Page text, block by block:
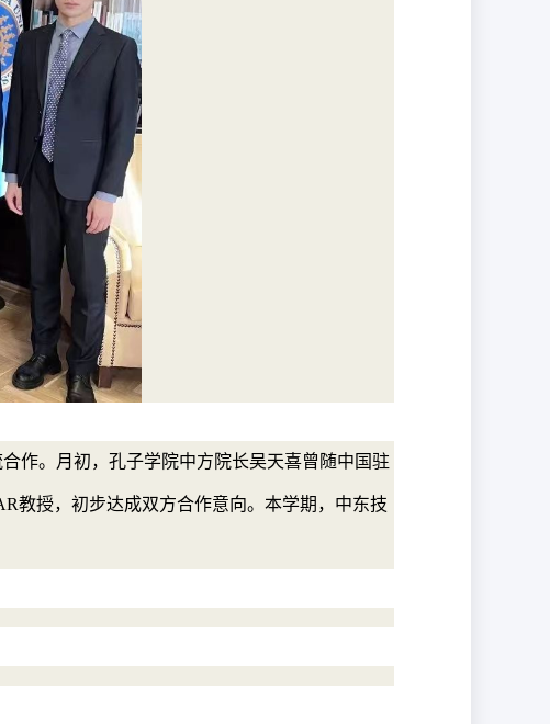
作。月初，孔子学院中方院长吴天喜曾随中国驻
教授，初步达成双方合作意向。本学期，中东技